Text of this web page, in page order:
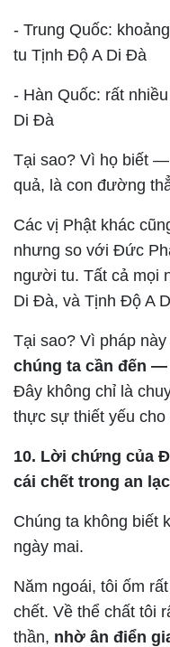
- Trung Quốc:
tu Tịnh Độ A Di Đà
- Hàn Quốc: rất
Di Đà
Tại sao? Vì họ biết
quả, là con đường
Các vị Phật khác
nhưng so với Đức
người tu. Tất cả mọi
Di Đà, và Tịnh Độ A
Tại sao? Vì pháp này
chúng ta cần đến
Đây không chỉ là
thực sự thiết yếu cho
10. Lời chứng của
cái chết trong an lạc
Chúng ta không biết
ngày mai.
Năm ngoái, tôi ốm
chết. Về thể chất tôi
thần, nhờ ân điển